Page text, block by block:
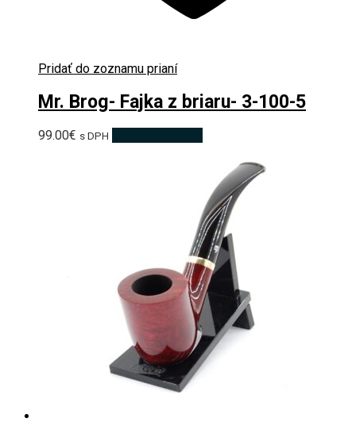
Pridať do zoznamu prianí
Mr. Brog- Fajka z briaru- 3-100-5
99.00€ s DPH